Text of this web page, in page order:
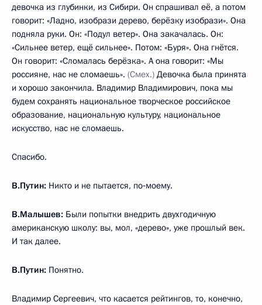
девочка из глубинки, из Сибири. Он спрашивал её, а потом
говорит: «Ладно, изобрази дерево, берёзку изобрази». Она
подняла руки. Он: «Подул ветер». Она закачалась. Он:
«Сильнее ветер, ещё сильнее». Потом: «Буря». Она гнётся.
Он говорит: «Сломалась берёзка». А она говорит: «Мы
россияне, нас не сломаешь». (Смех.) Девочка была принята
и хорошо закончила. Владимир Владимирович, пока мы
будем сохранять национальное творческое российское
образование, национальную культуру, национальное
искусство, нас не сломаешь.
Спасибо.
В.Путин: Никто и не пытается, по‑моему.
В.Малышев: Были попытки внедрить двухгодичную
американскую школу: вы, мол, «дерево», уже прошлый век.
И так далее.
В.Путин: Понятно.
Владимир Сергеевич, что касается рейтингов, то, конечно,